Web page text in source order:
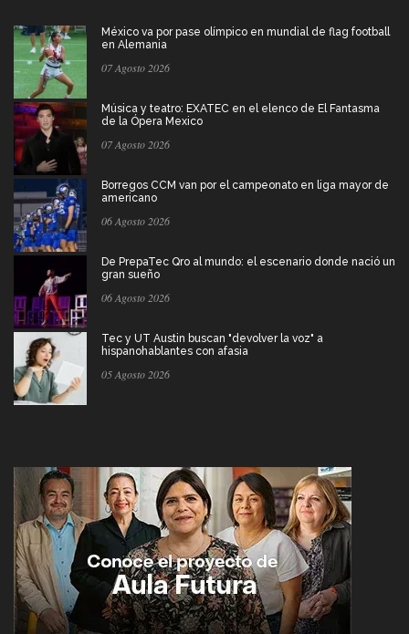
México va por pase olímpico en mundial de flag football
en Alemania
07 Agosto 2026
Música y teatro: EXATEC en el elenco de El Fantasma
de la Ópera Mexico
07 Agosto 2026
Borregos CCM van por el campeonato en liga mayor de
americano
06 Agosto 2026
De PrepaTec Qro al mundo: el escenario donde nació un
gran sueño
06 Agosto 2026
Tec y UT Austin buscan "devolver la voz" a
hispanohablantes con afasia
05 Agosto 2026